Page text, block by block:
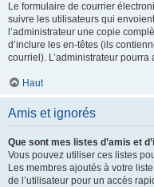
Le formulaire de courrier
suivre les utilisateurs qui
l’administrateur une copie
d’inclure les en-têtes (ils
courriel). L’administrateur
Haut
Amis et ignorés
Que sont mes listes d’amis et
Vous pouvez utiliser ces listes
Les membres ajoutés à votre
de l’utilisateur pour un accès